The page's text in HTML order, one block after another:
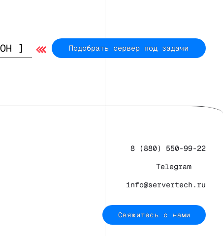
Подобрать сервер под задачи
8 (880) 550-99-22
Telegram
info@servertech.ru
Свяжитесь с нами